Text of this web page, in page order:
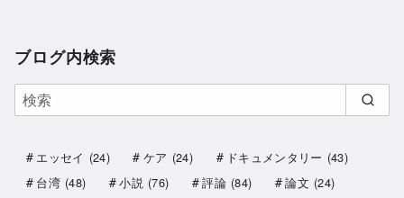
ブログ内検索
エッセイ (24) ケア (24) ドキュメンタリー (43)
台湾 (48) 小説 (76) 評論 (84) 論文 (24)